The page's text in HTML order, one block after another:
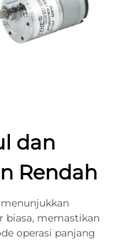
dan
Rendah
biasa, memastikan
operasi panjang